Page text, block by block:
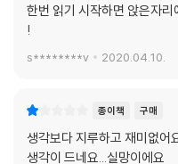
실망한 중학생이 또 다른 고민
직장 여성이 어떻게 하면 그 꿈
것인가. 안정적인 미래를 택할
다. 그런 점에서 이 책이 우리에
한번 읽기 시작하면 앉은자
!
s********v 2020.04.10.
종이책 구매
생각보다 지루하고 재미없어
생각이 드네요...실망이에요